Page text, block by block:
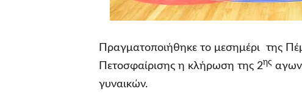
Πραγματοποιήθηκε το μεσημέρι της
Πετοσφαίρισης η κλήρωση της 2ης
γυναικών.